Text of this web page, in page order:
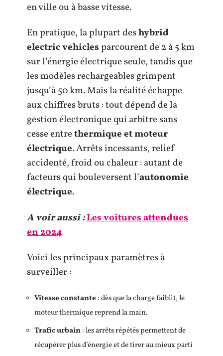
en ville ou à basse vitesse.
En pratique, la plupart deshybrid
electric vehiclesparcourent de 2 à 5 km
sur l’énergie électrique seule, tandis que
les modèles rechargeables grimpent
jusqu’à 50 km. Mais la réalité échappe
aux chiffres bruts : tout dépend de la
gestion électronique qui arbitre sans
cesse entrethermique et moteur
électrique. Arrêts incessants, relief
accidenté, froid ou chaleur : autant de
facteurs qui bouleversent l’autonomie
électrique.
A voir aussi :Les voitures attendues
en 2024
Voici les principaux paramètres à
surveiller :
Vitesse constante : dès que la charge faiblit, le
moteur thermique reprend la main.
Trafic urbain: les arrêts répétés permettent de
récupérer plus d’énergie et de tirer au mieux parti